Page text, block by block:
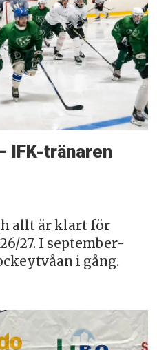
IFK-tränaren
allt är klart för
27. I september-
i gång.